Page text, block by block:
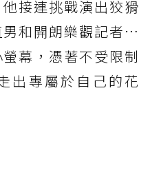
接連挑戰演出狡猾
和開朗樂觀記者…
幕，憑著不受限制
出專屬於自己的花